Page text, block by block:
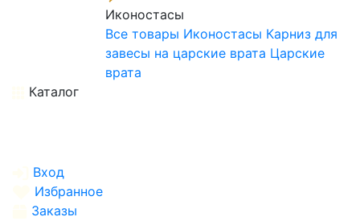
Иконостасы
Все товары Иконостасы Карниз для
завесы на царские врата Царские
врата
Каталог
Вход
Избранное
Заказы